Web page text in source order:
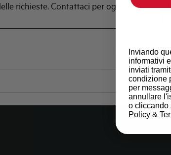
richieste. Contattaci per ogni
Inviando
informativi
inviati
condizione
per
annullare
o cliccando
Policy &